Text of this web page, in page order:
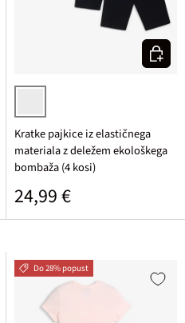
črna
Kratke pajkice iz elastičnega
materiala z deležem ekološkega
bombaža (4 kosi)
Običajna cena
24,99 €
Izberi
Do 28% popust